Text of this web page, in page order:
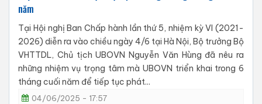
năm
Tại Hội nghị Ban Chấp hành lần thứ 5, nhiệm kỳ VI (2021-
2026) diễn ra vào chiều ngày 4/6 tại Hà Nội, Bộ trưởng Bộ
VHTTDL, Chủ tịch UBOVN Nguyễn Văn Hùng đã nêu ra
những nhiệm vụ trọng tâm mà UBOVN triển khai trong 6
tháng cuối năm để tiếp tục phát...
04/06/2025 - 17:57